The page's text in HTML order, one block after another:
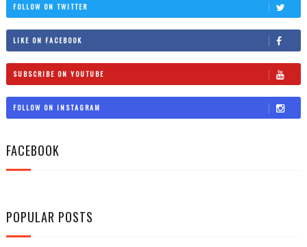
FOLLOW ON TWITTER
LIKE ON FACEBOOK
SUBSCRIBE ON YOUTUBE
FOLLOW ON INSTAGRAM
FACEBOOK
POPULAR POSTS